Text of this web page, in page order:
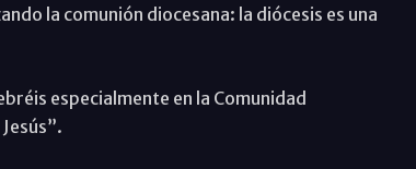
la comunión diocesana: la diócesis es una
especialmente en la Comunidad